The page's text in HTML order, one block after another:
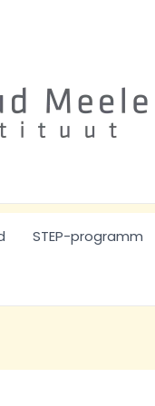
STEP-programm